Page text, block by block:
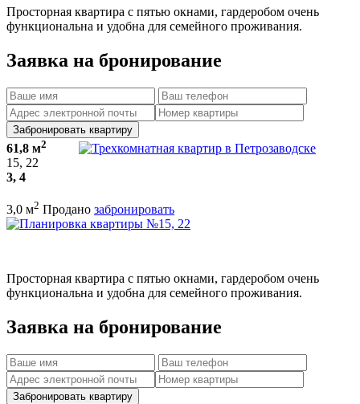
Просторная квартира с пятью окнами, гардеробом очень
функциональна и удобна для семейного проживания.
Заявка на бронирование
Забронировать квартиру
61,8 м2
15, 22
3, 4
3,0 м2 Продано забронировать
Просторная квартира с пятью окнами, гардеробом очень
функциональна и удобна для семейного проживания.
Заявка на бронирование
Забронировать квартиру